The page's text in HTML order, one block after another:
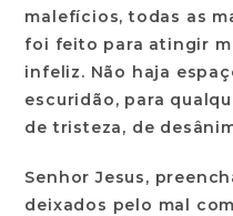
malefícios, todas as
foi feito para atingir
infeliz. Não haja
escuridão, para
de tristeza, de
Senhor Jesus,
deixados pelo mal